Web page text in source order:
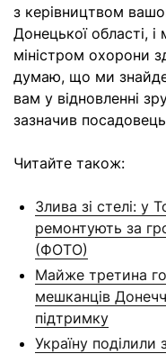
з керівництвом
Донецької області,
міністром охорони
думаю, що ми
вам у відновленні
зазначив
Читайте також:
Злива зі стелі: у
ремонтують за
(ФОТО)
Майже третина
мешканців
підтримку
Україну